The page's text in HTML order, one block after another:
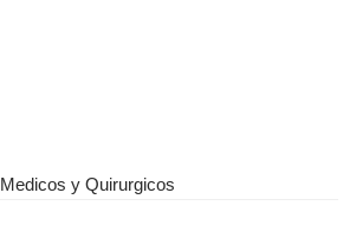
y Quirurgicos